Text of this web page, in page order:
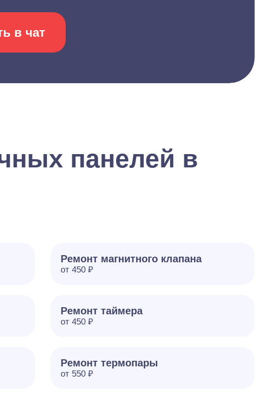
в чат
панелей в
Ремонт магнитного клапана
от 450 ₽
Ремонт таймера
от 450 ₽
Ремонт термопары
от 550 ₽